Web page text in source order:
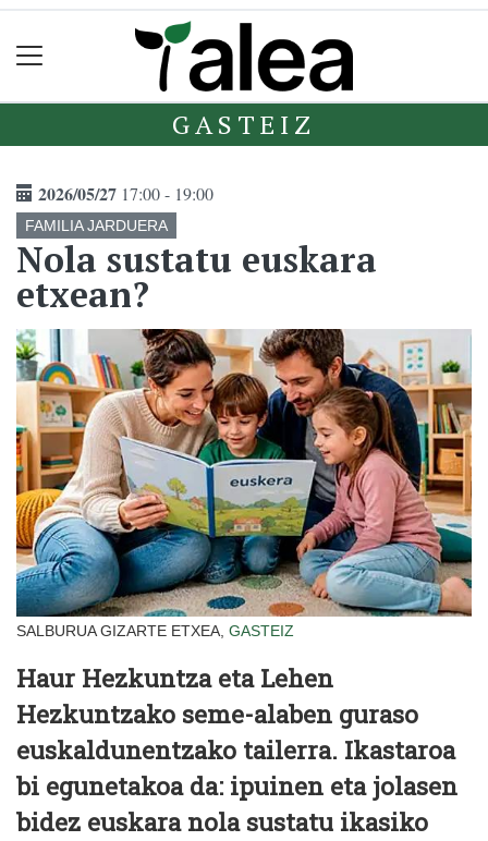
GASTEIZ
2026/05/27 17:00 - 19:00
FAMILIA JARDUERA
Nola sustatu euskara
etxean?
SALBURUA GIZARTE ETXEA, GASTEIZ
Haur Hezkuntza eta Lehen
Hezkuntzako seme-alaben guraso
euskaldunentzako tailerra. Ikastaroa
bi egunetakoa da: ipuinen eta jolasen
bidez euskara nola sustatu ikasiko